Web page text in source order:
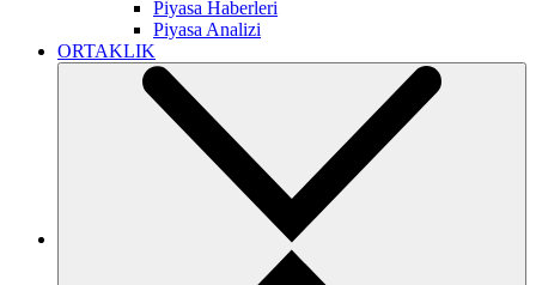
Piyasa Haberleri
Piyasa Analizi
ORTAKLIK